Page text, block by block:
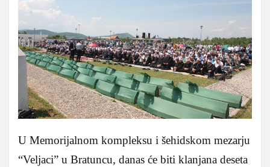
U Memorijalnom kompleksu i šehidskom mezarju
“Veljaci” u Bratuncu, danas će biti klanjana deseta